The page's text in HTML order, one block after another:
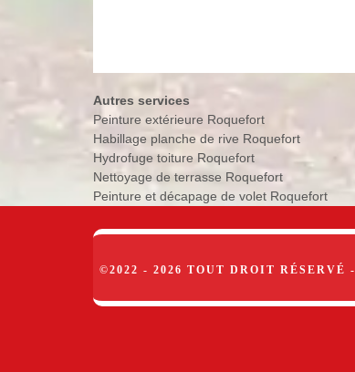
Autres services
Peinture extérieure Roquefort
Habillage planche de rive Roquefort
Hydrofuge toiture Roquefort
Nettoyage de terrasse Roquefort
Peinture et décapage de volet Roquefort
©2022 - 2026 TOUT DROIT RÉSERVÉ -